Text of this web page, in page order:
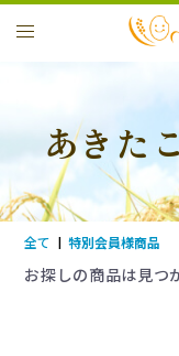
あきた
全て | 特別会員様商品
お探しの商品は見つ